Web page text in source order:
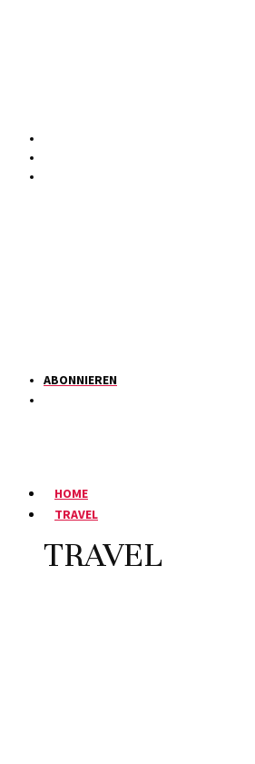
ABONNIEREN
HOME
TRAVEL
TRAVEL